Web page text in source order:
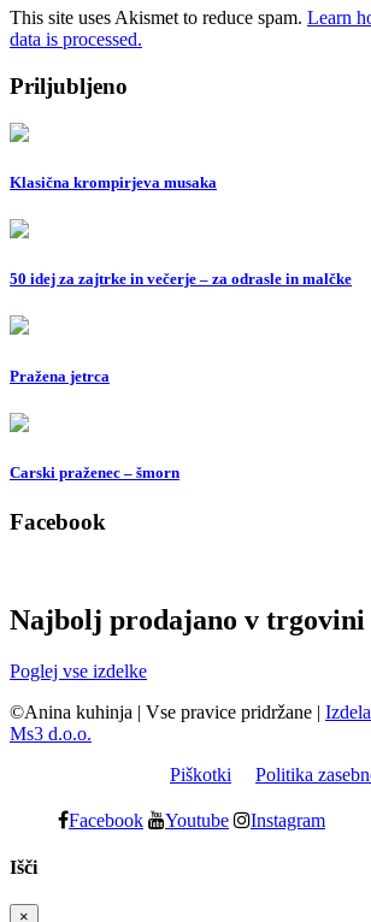
This site uses Akismet to reduce spam. Learn
data is processed.
Priljubljeno
Klasična krompirjeva musaka
50 idej za zajtrke in večerje – za odrasle in malčke
Pražena jetrca
Carski praženec – šmorn
Facebook
Najbolj prodajano v trgovini
Poglej vse izdelke
©Anina kuhinja | Vse pravice pridržane |
Ms3 d.o.o.
Piškotki
Politika
Facebook Youtube Instagram
Išči
×